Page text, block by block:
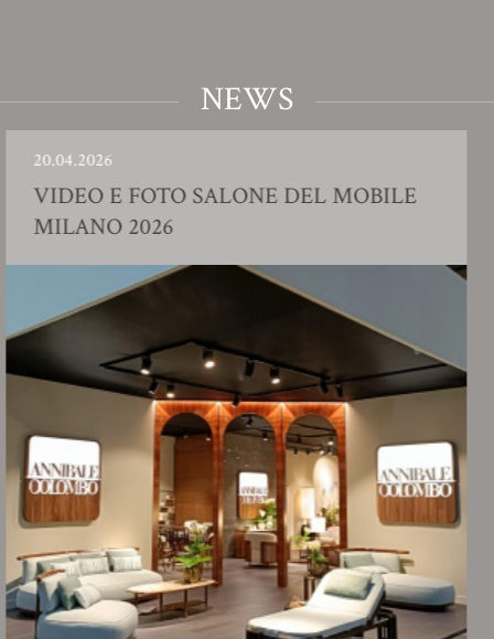
NEWS
E FOTO SALONE DEL MOBILE
2026